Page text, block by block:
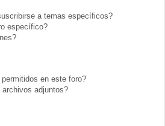
a temas específicos?
específico?
en este foro?
adjuntos?